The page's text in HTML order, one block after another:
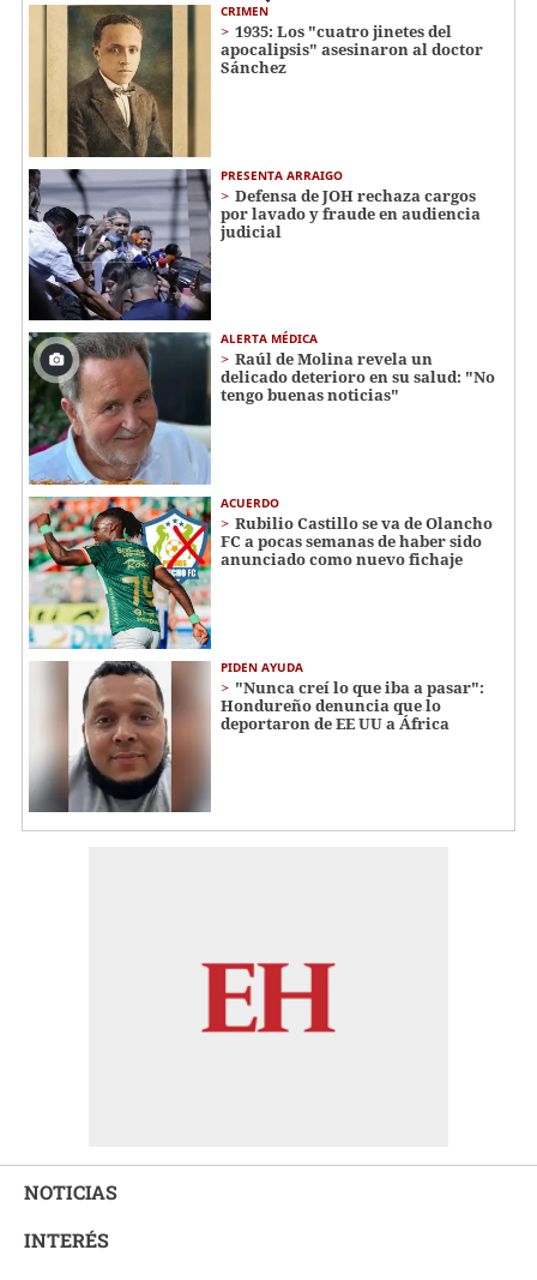
CRIMEN
1935: Los "cuatro jinetes del
apocalipsis" asesinaron al doctor
Sánchez
PRESENTA ARRAIGO
Defensa de JOH rechaza cargos
por lavado y fraude en audiencia
judicial
ALERTA MÉDICA
Raúl de Molina revela un
delicado deterioro en su salud: "No
tengo buenas noticias"
ACUERDO
Rubilio Castillo se va de Olancho
FC a pocas semanas de haber sido
anunciado como nuevo fichaje
PIDEN AYUDA
"Nunca creí lo que iba a pasar":
Hondureño denuncia que lo
deportaron de EE UU a África
NOTICIAS
INTERÉS